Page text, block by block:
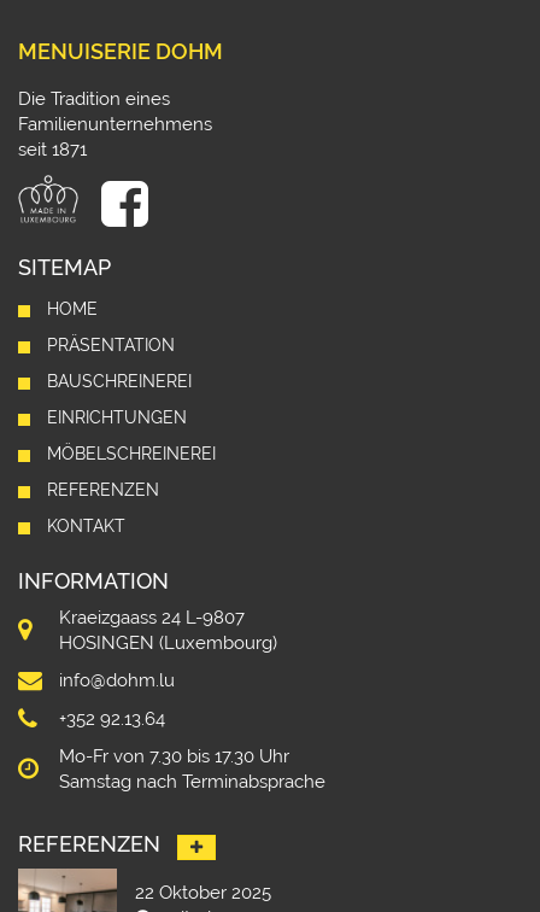
MENUISERIE DOHM
Die Tradition eines
Familienunternehmens
seit 1871
SITEMAP
HOME
PRÄSENTATION
BAUSCHREINEREI
EINRICHTUNGEN
MÖBELSCHREINEREI
REFERENZEN
KONTAKT
INFORMATION
Kraeizgaass 24 L-9807
HOSINGEN (Luxembourg)
info@dohm.lu
+352 92.13.64
Mo-Fr von 7.30 bis 17.30 Uhr
Samstag nach Terminabsprache
REFERENZEN
22 Oktober 2025